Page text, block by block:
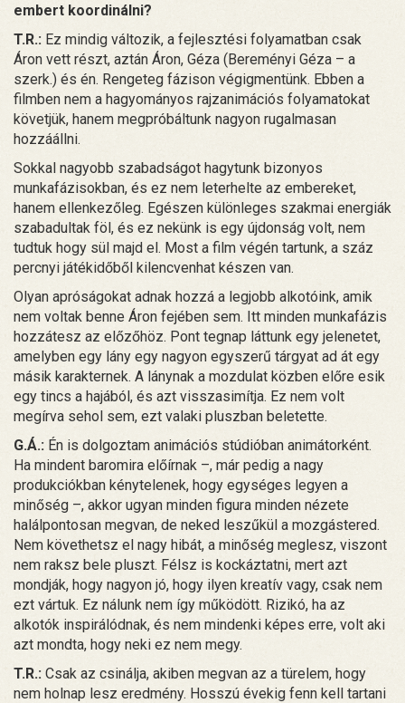
embert koordinálni?
T.R.: Ez mindig változik, a fejlesztési folyamatban csak
Áron vett részt, aztán Áron, Géza (Bereményi Géza – a
szerk.) és én. Rengeteg fázison végigmentünk. Ebben a
filmben nem a hagyományos rajzanimációs folyamatokat
követjük, hanem megpróbáltunk nagyon rugalmasan
hozzáállni.
Sokkal nagyobb szabadságot hagytunk bizonyos
munkafázisokban, és ez nem leterhelte az embereket,
hanem ellenkezőleg. Egészen különleges szakmai energiák
szabadultak föl, és ez nekünk is egy újdonság volt, nem
tudtuk hogy sül majd el. Most a film végén tartunk, a száz
percnyi játékidőből kilencvenhat készen van.
Olyan apróságokat adnak hozzá a legjobb alkotóink, amik
nem voltak benne Áron fejében sem. Itt minden munkafázis
hozzátesz az előzőhöz. Pont tegnap láttunk egy jelenetet,
amelyben egy lány egy nagyon egyszerű tárgyat ad át egy
másik karakternek. A lánynak a mozdulat közben előre esik
egy tincs a hajából, és azt visszasimítja. Ez nem volt
megírva sehol sem, ezt valaki pluszban beletette.
G.Á.: Én is dolgoztam animációs stúdióban animátorként.
Ha mindent baromira előírnak –, már pedig a nagy
produkciókban kénytelenek, hogy egységes legyen a
minőség –, akkor ugyan minden figura minden nézete
halálpontosan megvan, de neked leszűkül a mozgástered.
Nem követhetsz el nagy hibát, a minőség meglesz, viszont
nem raksz bele pluszt. Félsz is kockáztatni, mert azt
mondják, hogy nagyon jó, hogy ilyen kreatív vagy, csak nem
ezt vártuk. Ez nálunk nem így működött. Rizikó, ha az
alkotók inspirálódnak, és nem mindenki képes erre, volt aki
azt mondta, hogy neki ez nem megy.
T.R.: Csak az csinálja, akiben megvan az a türelem, hogy
nem holnap lesz eredmény. Hosszú évekig fenn kell tartani